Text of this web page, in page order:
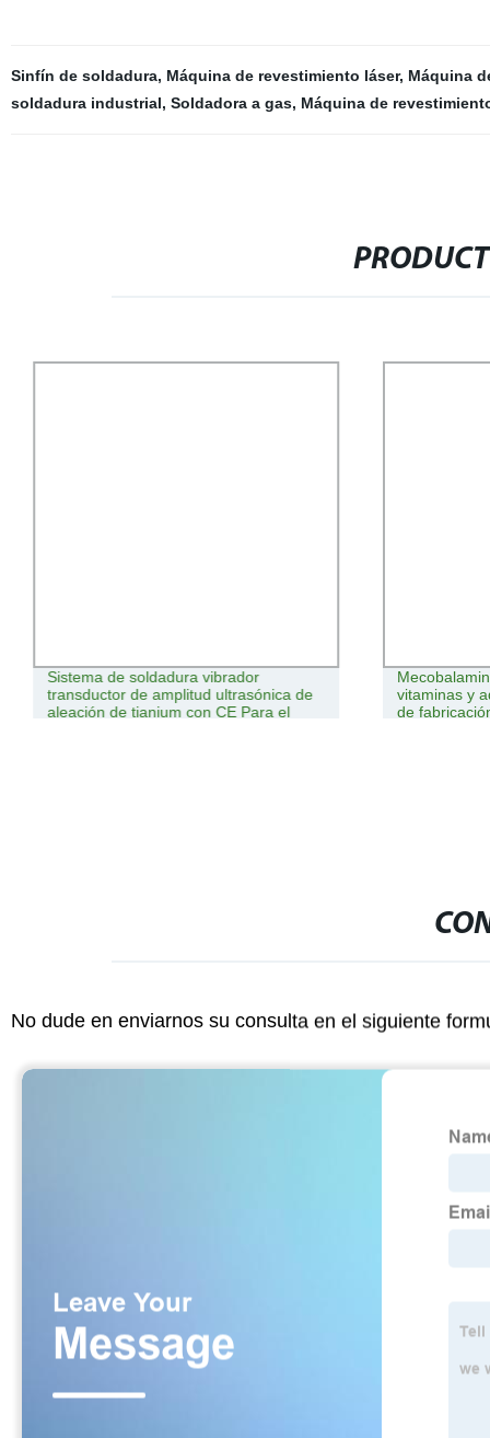
Sinfín de soldadura, Máquina de revestimiento láser, Máquina
soldadura industrial, Soldadora a gas, Máquina de
Sistema de soldadura vibrador
transductor de amplitud ultrasónica de
aleación de tianium con CE Para el
vitaminas y
de
No dude en enviarnos su consulta en el siguiente